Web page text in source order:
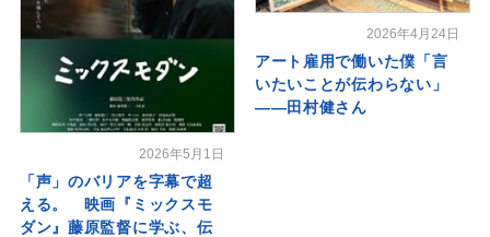
2026年5月1日
「声」のバリアを字幕で超
える。 映画『ミックスモ
ダン』藤原監督に学ぶ、伝
2026年4月24日
アート雇用で働いた僕「言
いたいことが伝わらない」
――田村健さん